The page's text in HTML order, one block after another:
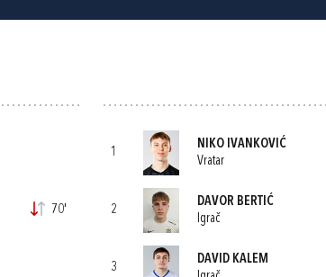
70'
1
NIKO IVANKOVIĆ
Vratar
2
DAVOR BERTIĆ
Igrač
3
DAVID KALEM